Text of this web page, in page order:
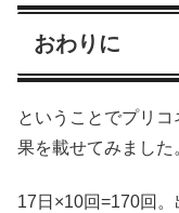
おわりに
ということでプリ
果を載せてみました
17日×10回=170回